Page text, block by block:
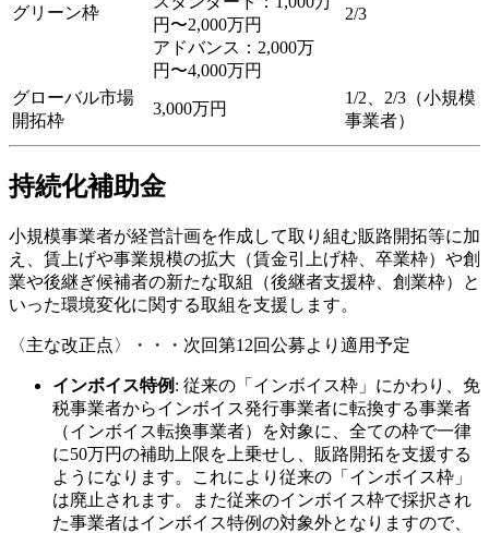
グリーン枠
円〜2,000万円
アドバンス：2,000万
円〜4,000万円
2/3
グローバル市場
開拓枠
3,000万円
1/2、2/3（小規模
事業者）
持続化補助金
小規模事業者が経営計画を作成して取り組む販路開拓等に加
え、賃上げや事業規模の拡大（賃金引上げ枠、卒業枠）や創
業や後継ぎ候補者の新たな取組（後継者支援枠、創業枠）と
いった環境変化に関する取組を支援します。
〈主な改正点〉・・・次回第12回公募より適用予定
インボイス特例 : 従来の「インボイス枠」にかわり、免
税事業者からインボイス発行事業者に転換する事業者
（インボイス転換事業者）を対象に、全ての枠で一律
に50万円の補助上限を上乗せし、販路開拓を支援する
ようになります。これにより従来の「インボイス枠」
は廃止されます。また従来のインボイス枠で採択され
た事業者はインボイス特例の対象外となりますので、